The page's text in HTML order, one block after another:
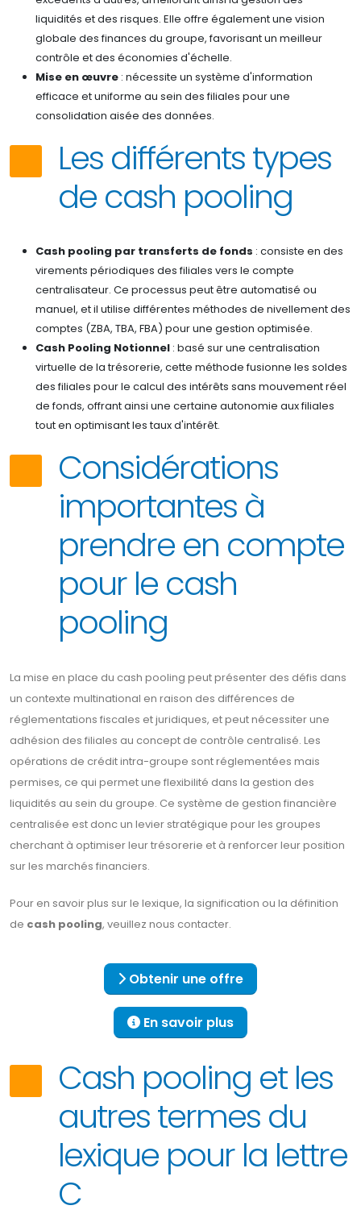
liquidités et des risques. Elle offre également une vision
globale des finances du groupe, favorisant un meilleur
contrôle et des économies d'échelle.
Mise en œuvre : nécessite un système d'information
efficace et uniforme au sein des filiales pour une
consolidation aisée des données.
Les différents types
de cash pooling
Cash pooling par transferts de fonds : consiste en des
virements périodiques des filiales vers le compte
centralisateur. Ce processus peut être automatisé ou
manuel, et il utilise différentes méthodes de nivellement des
comptes (ZBA, TBA, FBA) pour une gestion optimisée.
Cash Pooling Notionnel : basé sur une centralisation
virtuelle de la trésorerie, cette méthode fusionne les soldes
des filiales pour le calcul des intérêts sans mouvement réel
de fonds, offrant ainsi une certaine autonomie aux filiales
tout en optimisant les taux d'intérêt.
Considérations
importantes à
prendre en compte
pour le cash
pooling
La mise en place du cash pooling peut présenter des défis dans
un contexte multinational en raison des différences de
réglementations fiscales et juridiques, et peut nécessiter une
adhésion des filiales au concept de contrôle centralisé. Les
opérations de crédit intra-groupe sont réglementées mais
permises, ce qui permet une flexibilité dans la gestion des
liquidités au sein du groupe. Ce système de gestion financière
centralisée est donc un levier stratégique pour les groupes
cherchant à optimiser leur trésorerie et à renforcer leur position
sur les marchés financiers.
Pour en savoir plus sur le lexique, la signification ou la définition
de cash pooling, veuillez nous contacter.
Obtenir une offre
En savoir plus
Cash pooling et les
autres termes du
lexique pour la lettre
C